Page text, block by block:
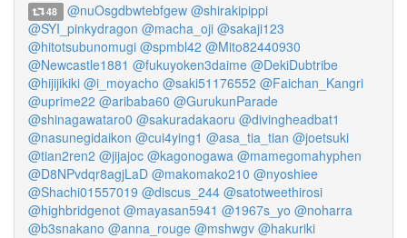
48 @nuOsgdbwtebfgew @shirakipippi
@SYI_pinkydragon @macha_oji @sakaji123
@hitotsubunomugi @spmbl42 @Mito82440930
@Newcastle1881 @fukuyoken3daime @DekiDubtribe
@hijijikiki @i_moyacho @saki51176552 @Faichan_Kangri
@uprime22 @aribaba60 @GurukunParade
@shinagawataro0 @sakuradakaoru @divingheadbat1
@nasunegidaikon @cui4ying1 @asa_tia_tian @joetsuki
@tian2ren2 @jijajoc @kagonogawa @mamegomahyphen
@D8NPvdqr8agjLaD @makomako210 @nyoshiee
@Shachi01557019 @discus_244 @satotweethirosi
@highbridgenot @mayasan5941 @1967s_yo @noharra
@b3snakano @anna_rouge @mshwgv @hakuriki